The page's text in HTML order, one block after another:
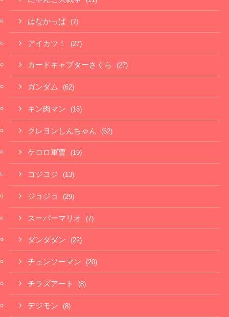
はなかっぱ (7)
アイカツ！ (27)
カードキャプターさくら (27)
ガンダム (62)
キン肉マン (15)
クレヨンしんちゃん (62)
ケロロ軍曹 (19)
コジコジ (13)
ジョジョ (29)
スーパーマリオ (7)
ダンダダン (22)
チェンソーマン (20)
チラズアート (8)
デジモン (8)